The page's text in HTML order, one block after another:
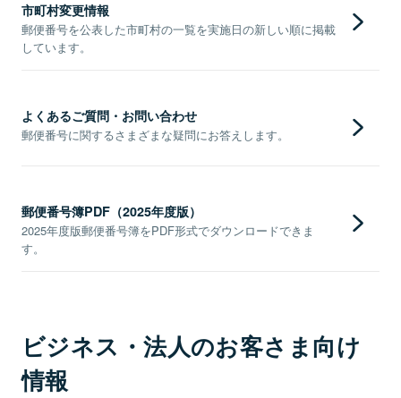
市町村変更情報
郵便番号を公表した市町村の一覧を実施日の新しい順に掲載
しています。
よくあるご質問・お問い合わせ
郵便番号に関するさまざまな疑問にお答えします。
郵便番号簿PDF（2025年度版）
2025年度版郵便番号簿をPDF形式でダウンロードできま
す。
ビジネス・法人のお客さま向け
情報